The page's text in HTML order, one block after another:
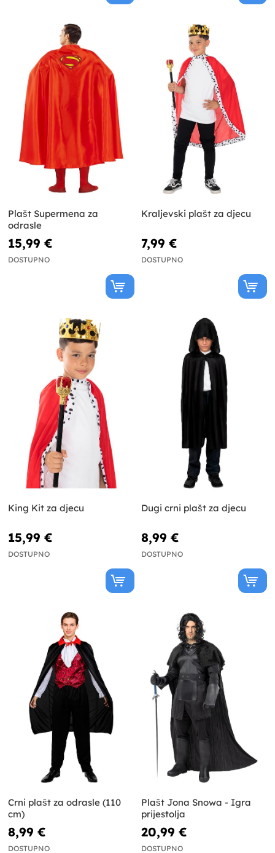
Plašt Supermena za
odrasle
15,99 €
DOSTUPNO
Kraljevski plašt za djecu
7,99 €
DOSTUPNO
King Kit za djecu
15,99 €
DOSTUPNO
Dugi crni plašt za djecu
8,99 €
DOSTUPNO
Crni plašt za odrasle (110
cm)
8,99 €
DOSTUPNO
Plašt Jona Snowa - Igra
prijestolja
20,99 €
DOSTUPNO